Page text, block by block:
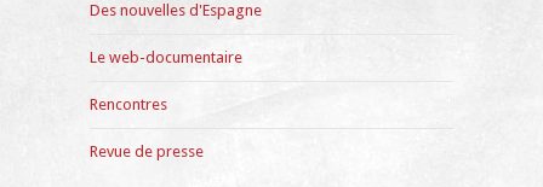
Des nouvelles d'Espagne
Le web-documentaire
Rencontres
Revue de presse